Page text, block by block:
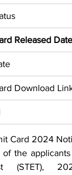
Released Date
Download
Card 2024
the